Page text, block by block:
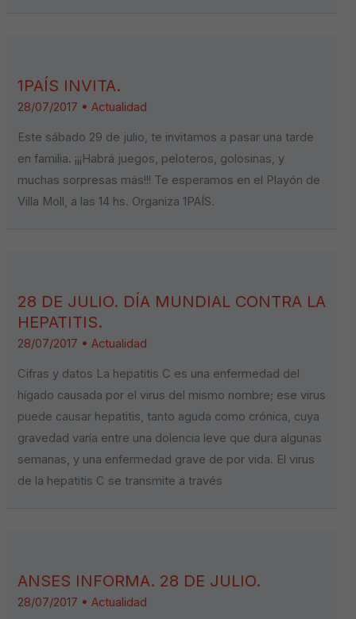
1PAÍS INVITA.
28/07/2017 •Actualidad
Este sábado 29 de julio, te invitamos a pasar una tarde
en familia. ¡¡¡Habrá juegos, peloteros, golosinas, y
muchas sorpresas más!!! Te esperamos en el Playón de
Villa Moll, a las 14 hs. Organiza 1PAÍS.
28 DE JULIO. DÍA MUNDIAL CONTRA LA
HEPATITIS.
28/07/2017 •Actualidad
Cifras y datos La hepatitis C es una enfermedad del
hígado causada por el virus del mismo nombre; ese virus
puede causar hepatitis, tanto aguda como crónica, cuya
gravedad varía entre una dolencia leve que dura algunas
semanas, y una enfermedad grave de por vida. El virus
de la hepatitis C se transmite a través
ANSES INFORMA. 28 DE JULIO.
28/07/2017 •Actualidad